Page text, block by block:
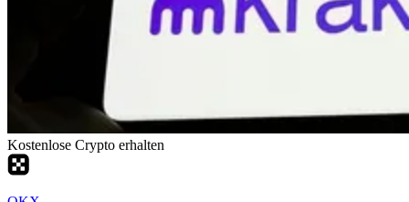
Kostenlose Crypto erhalten